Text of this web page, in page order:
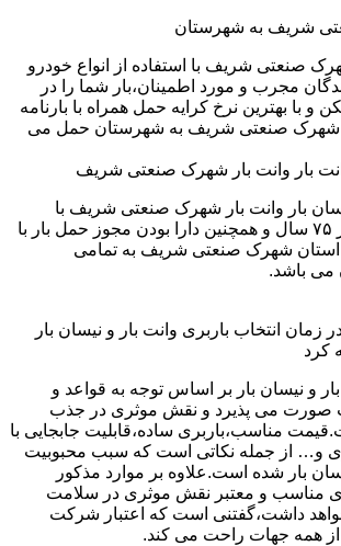
شریف به شهرستان
صنعتی شریف با استفاده از انواع خودرو
مجرب و مورد اطمینان،بار شما را در
و با بهترین نرخ کرایه حمل همراه با بارنامه
از شهرک صنعتی شریف به شهرستان حمل می
بار وانت بار شهرک صنعتی شریف
بار وانت بار شهرک صنعتی شریف با
داشتن سابقه بیش از ۷۵ سال و همچنین دارا بودن مجوز حمل بار با
استان شهرک صنعتی شریف به تمامی
می باشد.
زمان انتخاب باربری وانت بار و نیسان بار
کرد
بار و نیسان بار بر اساس توجه به قواعد و
می پذیرد و نقش موثری در جذب
مناسب،باربری ساده،قابلیت جابجایی با
و… از جمله نکاتی است که سبب محبوبیت
بار شده است.علاوه بر موارد مذکور
مناسب و معتبر نقش موثری در سلامت
داشت،گفتنی است که اعتبار شرکت
از همه جهات راحت می کند.